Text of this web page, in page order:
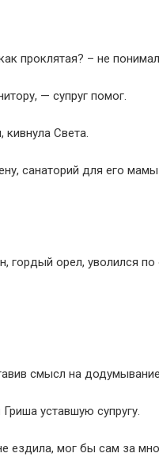
проклятая? – не
— супруг помог.
Света.
санаторий для его
гордый орел, уволился по
смысл на
уставшую супругу.
ездила, мог бы сам за